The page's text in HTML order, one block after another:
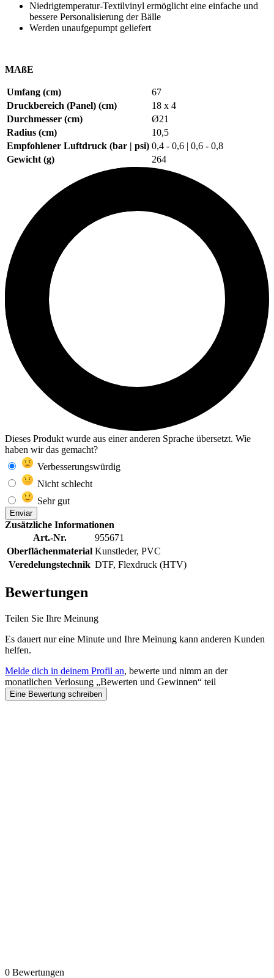
Niedrigtemperatur-Textilvinyl ermöglicht eine einfache und
bessere Personalisierung der Bälle
Werden unaufgepumpt geliefert
MAßE
Umfang (cm)
67
Druckbereich (Panel) (cm)
18 x 4
Durchmesser (cm)
Ø21
Radius (cm)
10,5
Empfohlener Luftdruck (bar | psi) 0,4 - 0,6 | 0,6 - 0,8
Gewicht (g)
264
Dieses Produkt wurde aus einer anderen Sprache übersetzt. Wie
haben wir das gemacht?
Verbesserungswürdig
Nicht schlecht
Sehr gut
Enviar
Zusätzliche Informationen
Art.-Nr.
955671
Oberflächenmaterial Kunstleder, PVC
Veredelungstechnik DTF, Flexdruck (HTV)
Bewertungen
Teilen Sie Ihre Meinung
Es dauert nur eine Minute und Ihre Meinung kann anderen Kunden
helfen.
Melde dich in deinem Profil an, bewerte und nimm an der
monatlichen Verlosung „Bewerten und Gewinnen“ teil
Eine Bewertung schreiben
0 Bewertungen